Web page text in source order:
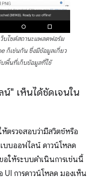
บไซต์สถานะแพลตฟอร์ม
ก็เช่นกัน ซึ่งมีข้อมูลเกี่ยว
พื้นที่เก็บข้อมูลที่ใช้
" เห็นได้ชัดเจนใน
ตรวจสอบว่ามีสวิตช์หรือ
บบออฟไลน์ ดาวน์โหลด
ให้ระบบดำเนินการเช่นนี้
UI การดาวน์โหลด มองเห็น